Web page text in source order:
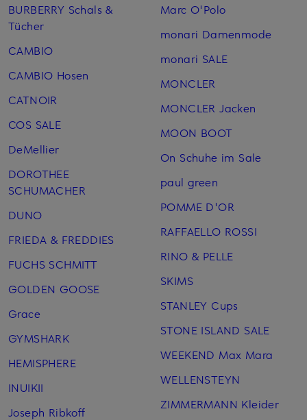
BURBERRY Schals &
Tücher
CAMBIO
CAMBIO Hosen
CATNOIR
COS SALE
DeMellier
DOROTHEE
SCHUMACHER
DUNO
FRIEDA & FREDDIES
FUCHS SCHMITT
GOLDEN GOOSE
Grace
GYMSHARK
HEMISPHERE
INUIKII
Joseph Ribkoff
Marc O'Polo
monari Damenmode
monari SALE
MONCLER
MONCLER Jacken
MOON BOOT
On Schuhe im Sale
paul green
POMME D'OR
RAFFAELLO ROSSI
RINO & PELLE
SKIMS
STANLEY Cups
STONE ISLAND SALE
WEEKEND Max Mara
WELLENSTEYN
ZIMMERMANN Kleider